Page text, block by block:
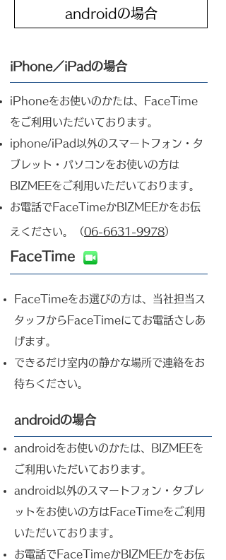
androidの場合
iPhone／iPadの場合
iPhoneをお使いのかたは、FaceTime
をご利用いただいております。
iphone/iPad以外のスマートフォン・タ
ブレット・パソコンを​お使いの方は
BIZMEEをご利用いただいております。
お電話で​FaceTimeかBIZMEEかをお伝
えください。​（06-6631-9978）
FaceTime
​FaceTimeをお選びの方は、当社担当ス
タッフからFaceTimeにてお電話さしあ
げます。​
​できるだけ室内の静かな場所で連絡をお
待ちください。
androidの場合
androidをお使いのかたは、BIZMEEを
ご利用いただいております。
android以外のスマートフォン・タブレ
ットを​お使いの方はFaceTimeをご利用
いただいております。
お電話で​FaceTimeかBIZMEEかをお伝